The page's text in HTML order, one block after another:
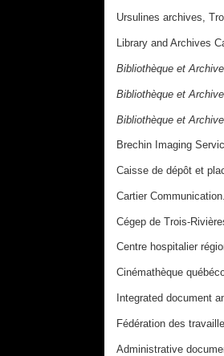
Ursulines archives,
Library and Archives
Bibliothèque et
Bibliothèque et
Bibliothèque et
Brechin Imaging
Caisse de dépôt et
Cartier Communication.
Cégep de Trois-
Centre hospitalier
Cinémathèque
Integrated document
Fédération des
Administrative